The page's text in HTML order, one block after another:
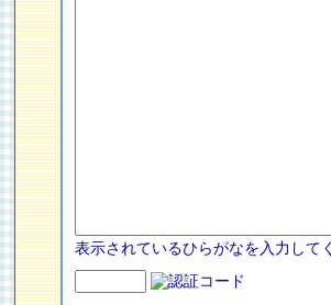
表示されているひらがなを入力して